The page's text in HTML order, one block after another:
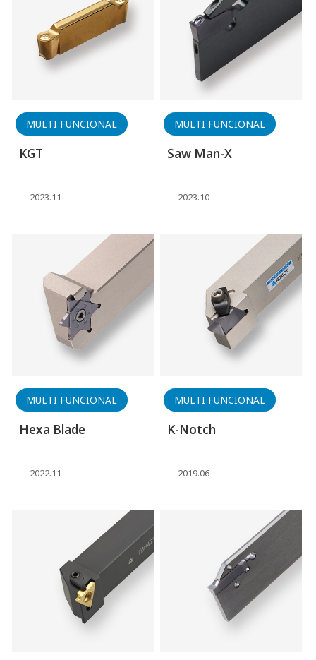
MULTI FUNCIONAL
KGT
2023.11
MULTI FUNCIONAL
Saw Man-X
2023.10
MULTI FUNCIONAL
Hexa Blade
2022.11
MULTI FUNCIONAL
K-Notch
2019.06